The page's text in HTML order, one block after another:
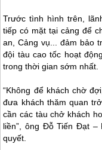
Trước tình hình trên,
tiếp có mặt tại cảng để
an, Cảng vụ... đảm bảo
đội tàu cao tốc hoạt
trong thời gian sớm nhất.
“Không để khách chờ
đưa khách thăm quan
cần các tàu chở khách
liền”, ông Đỗ Tiến Đạt –
quyết.